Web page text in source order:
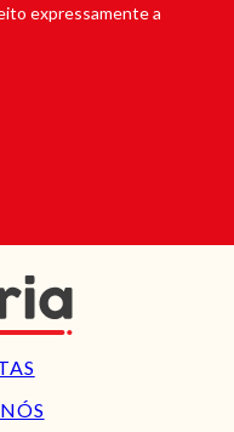
expressamente a